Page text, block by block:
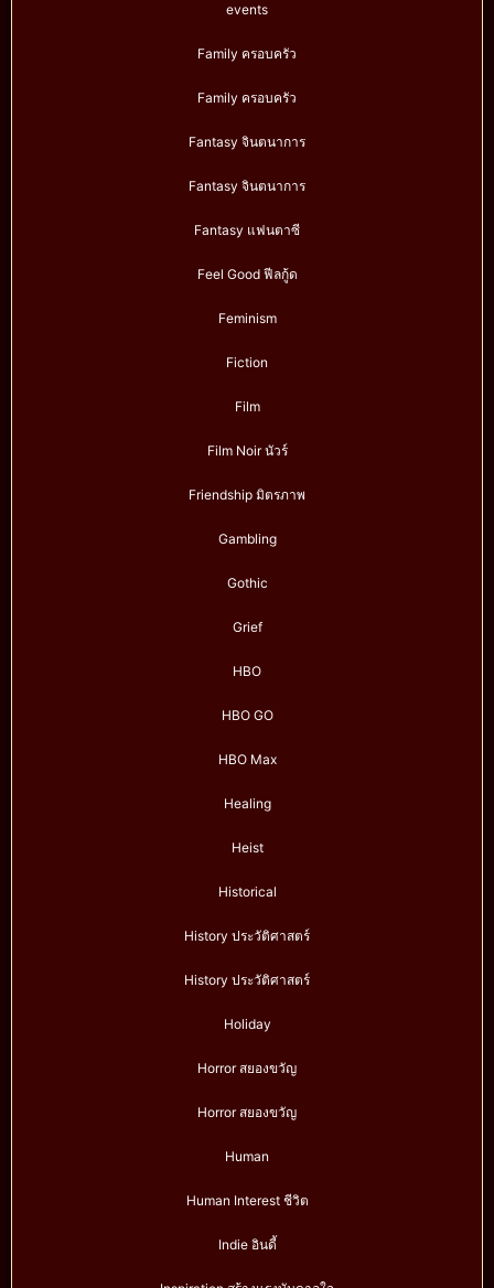
events
Family ครอบครัว
Family ครอบครัว
Fantasy จินตนาการ
Fantasy จินตนาการ
Fantasy แฟนตาซี
Feel Good ฟีลกู้ด
Feminism
Fiction
Film
Film Noir นัวร์
Friendship มิตรภาพ
Gambling
Gothic
Grief
HBO
HBO GO
HBO Max
Healing
Heist
Historical
History ประวัติศาสตร์
History ประวัติศาสตร์
Holiday
Horror สยองขวัญ
Horror สยองขวัญ
Human
Human Interest ชีวิต
Indie อินดี้